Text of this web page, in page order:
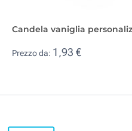
Candela vaniglia
Prezzo da: 1,93 €